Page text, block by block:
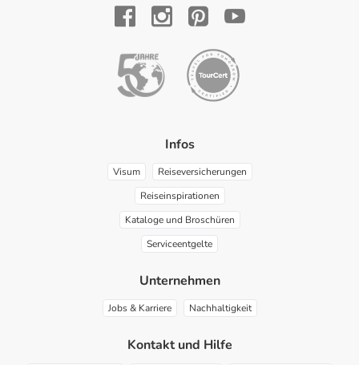
Infos
Visum
Reiseversicherungen
Reiseinspirationen
Kataloge und Broschüren
Serviceentgelte
Unternehmen
Jobs & Karriere Nachhaltigkeit
Kontakt und Hilfe